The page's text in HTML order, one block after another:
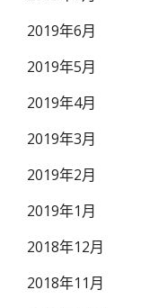
2019年6月
2019年5月
2019年4月
2019年3月
2019年2月
2019年1月
2018年12月
2018年11月